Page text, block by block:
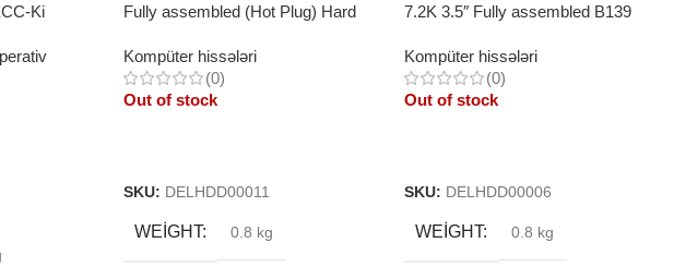
Ki
Fully assembled (Hot Plug) Hard
Kompüter hissələri
(0)
Out of stock
SKU: DELHDD00011
WEIGHT 0.8 kg
7.2K 3.5″ Fully assembled B139
Kompüter hissələri
(0)
Out of stock
SKU: DELHDD00006
WEIGHT 0.8 kg